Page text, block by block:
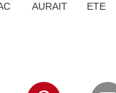
AURAIT